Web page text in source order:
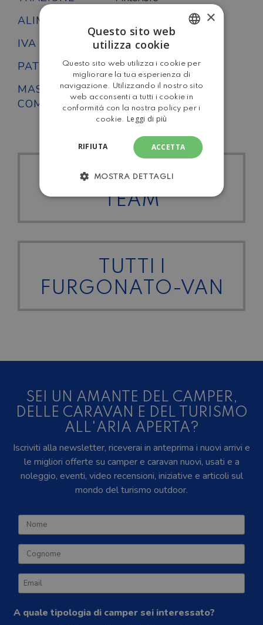
ALIMENTAZIONE
IVA DETRAIBILE
No
PATENTE
B
MASSA
COMPLESSIVA
3500
TUTTI I ROLLER
TEAM
TUTTI I
FURGONATO-VAN
SEI UN AMANTE DEL CAMPER,
DELLE CARAVAN E DEL TURISMO
ALL'ARIA APERTA?
Iscriviti alla newsletter, riceverai in anteprima i nuovi arrivi e
le migliori offerte su camper e caravan nuovi, usati e a
noleggio, eventi, video recensioni, iniziative e articoli sul
mondo del turismo outdoor.
A quale tipologia di camper sei interessato?
ENGLISH
×
Questo sito web
utilizza cookie
Questo sito web utilizza i cookie per
migliorare la tua esperienza di
navigazione. Utilizzando il nostro sito
web acconsenti a tutti i cookie in
conformità con la nostra policy per i
cookie.
Leggi di più
ACCETTA
RIFIUTA
MOSTRA DETTAGLI